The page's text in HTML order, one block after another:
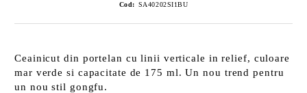
Cod: SA40202SI1BU
Ceainicut din portelan cu linii verticale in relief, culoare
mar verde si capacitate de 175 ml. Un nou trend pentru
un nou stil gongfu.